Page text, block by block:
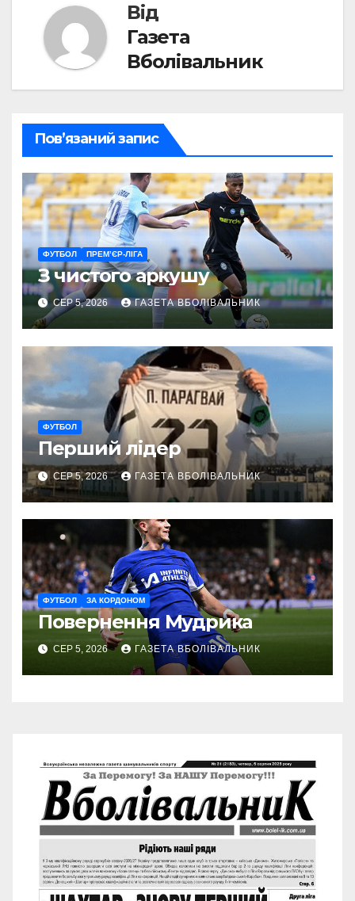
Від
Газета
Вболівальник
Пов’язаний запис
ФУТБОЛ ПРЕМ’ЄР-ЛІГА
З чистого аркушу
СЕР 5, 2026 ГАЗЕТА ВБОЛІВАЛЬНИК
ФУТБОЛ
Перший лідер
СЕР 5, 2026 ГАЗЕТА ВБОЛІВАЛЬНИК
ФУТБОЛ ЗА КОРДОНОМ
Повернення Мудрика
СЕР 5, 2026 ГАЗЕТА ВБОЛІВАЛЬНИК